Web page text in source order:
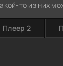
то из них
Плеер 2